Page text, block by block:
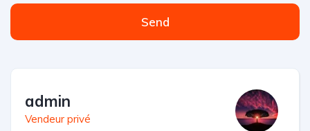
Send
admin
Vendeur privé